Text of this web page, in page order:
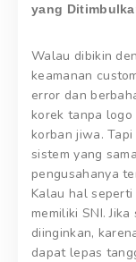
yang
Walau dibikin
keamanan
error dan
korek tanpa
korban jiwa.
sistem yang
pengusahanya
Kalau hal
memiliki SNI.
diinginkan,
dapat lepas